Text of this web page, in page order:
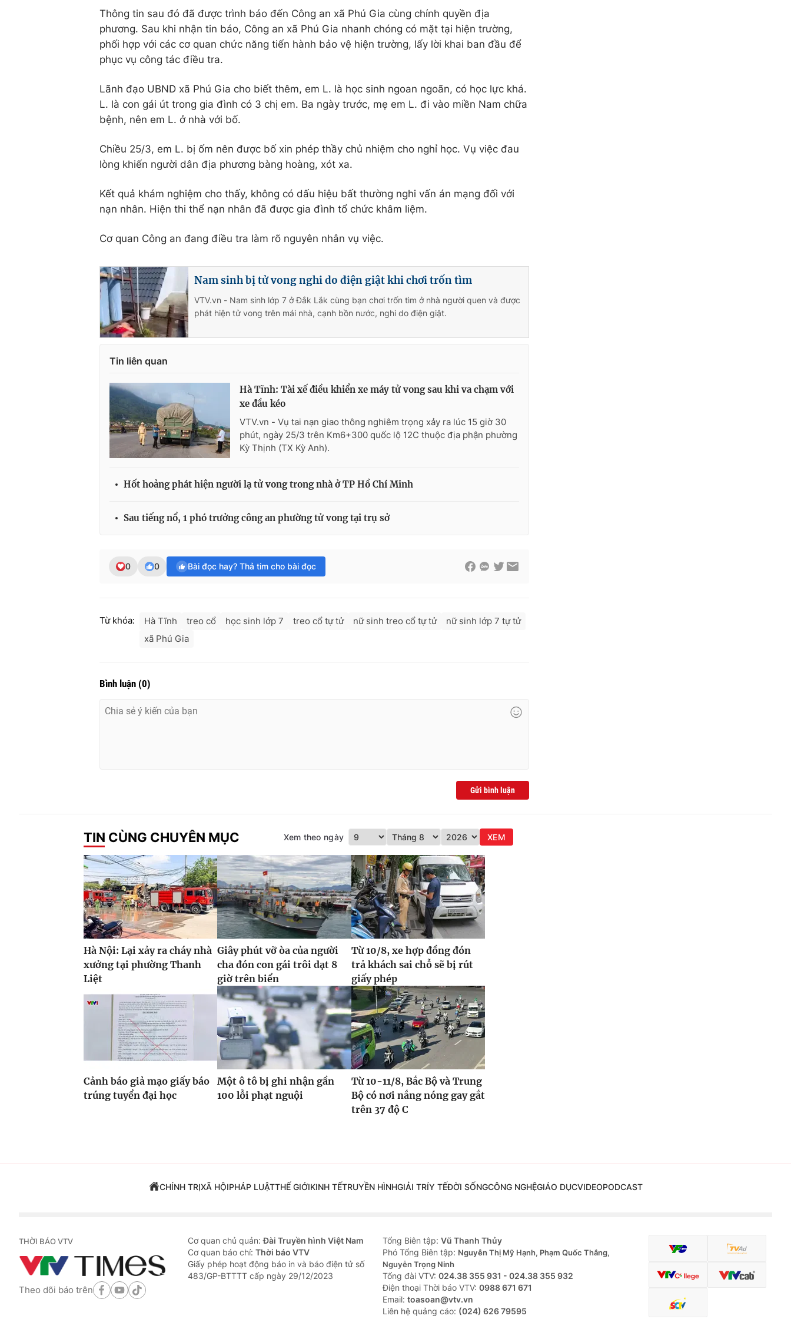
Thông tin sau đó đã được trình báo đến Công an xã Phú Gia cùng chính quyền địa
phương. Sau khi nhận tin báo, Công an xã Phú Gia nhanh chóng có mặt tại hiện trường,
phối hợp với các cơ quan chức năng tiến hành bảo vệ hiện trường, lấy lời khai ban đầu để
phục vụ công tác điều tra.
Lãnh đạo UBND xã Phú Gia cho biết thêm, em L. là học sinh ngoan ngoãn, có học lực khá.
L. là con gái út trong gia đình có 3 chị em. Ba ngày trước, mẹ em L. đi vào miền Nam chữa
bệnh, nên em L. ở nhà với bố.
Chiều 25/3, em L. bị ốm nên được bố xin phép thầy chủ nhiệm cho nghỉ học. Vụ việc đau
lòng khiến người dân địa phương bàng hoàng, xót xa.
Kết quả khám nghiệm cho thấy, không có dấu hiệu bất thường nghi vấn án mạng đối với
nạn nhân. Hiện thi thể nạn nhân đã được gia đình tổ chức khâm liệm.
Cơ quan Công an đang điều tra làm rõ nguyên nhân vụ việc.
Nam sinh bị tử vong nghi do điện giật khi chơi trốn tìm
VTV.vn - Nam sinh lớp 7 ở Đắk Lắk cùng bạn chơi trốn tìm ở nhà người quen và được
phát hiện tử vong trên mái nhà, cạnh bồn nước, nghi do điện giật.
Tin liên quan
Hà Tĩnh: Tài xế điều khiển xe máy tử vong sau khi va chạm với
xe đầu kéo
VTV.vn - Vụ tai nạn giao thông nghiêm trọng xảy ra lúc 15 giờ 30
phút, ngày 25/3 trên Km6+300 quốc lộ 12C thuộc địa phận phường
Kỳ Thịnh (TX Kỳ Anh).
Hốt hoảng phát hiện người lạ tử vong trong nhà ở TP Hồ Chí Minh
Sau tiếng nổ, 1 phó trưởng công an phường tử vong tại trụ sở
0 0 Bài đọc hay? Thả tim cho bài đọc
Từ khóa: Hà Tĩnh treo cổ học sinh lớp 7 treo cổ tự tử nữ sinh treo cổ tự tử
nữ sinh lớp 7 tự tử
xã Phú Gia
Bình luận (0)
Gửi bình luận
TIN CÙNG CHUYÊN MỤC Xem theo ngày XEM
Hà Nội: Lại xảy ra cháy nhà
xưởng tại phường Thanh
Liệt
Giây phút vỡ òa của người
cha đón con gái trôi dạt 8
giờ trên biển
Từ 10/8, xe hợp đồng đón
trả khách sai chỗ sẽ bị rút
giấy phép
Cảnh báo giả mạo giấy báo
trúng tuyển đại học
Một ô tô bị ghi nhận gần
100 lỗi phạt nguội
Từ 10-11/8, Bắc Bộ và Trung
Bộ có nơi nắng nóng gay gắt
trên 37 độ C
CHÍNH TRỊXÃ HỘIPHÁP LUẬTTHẾ GIỚIKINH TẾTRUYỀN HÌNHGIẢI TRÍY TẾĐỜI SỐNGCÔNG NGHỆGIÁO DỤCVIDEOPODCAST
THỜI BÁO VTV
Theo dõi báo trên
Cơ quan chủ quản:Đài Truyền hình Việt Nam
Cơ quan báo chí: Thời báo VTV
Giấy phép hoạt động báo in và báo điện tử số
483/GP-BTTTT cấp ngày 29/12/2023
Tổng Biên tập: Vũ Thanh Thủy
Phó Tổng Biên tập: Nguyễn Thị Mỹ Hạnh, Phạm Quốc Thắng,
Nguyễn Trọng Ninh
Tổng đài VTV: 024.38 355 931 - 024.38 355 932
Ðiện thoại Thời báo VTV: 0988 671 671
Email: toasoan@vtv.vn
Liên hệ quảng cáo: (024) 626 79595